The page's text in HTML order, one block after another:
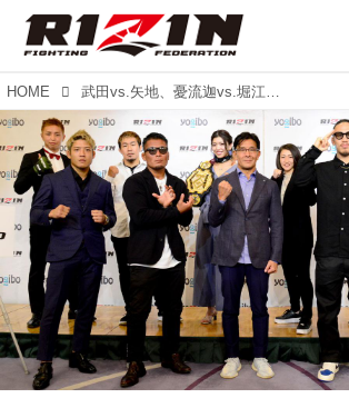
HOME 武田vs.矢地、憂流迦vs.堀江など追加5カードを発表！Yogibo presents RIZIN.30 追加対戦カード発表記者会見